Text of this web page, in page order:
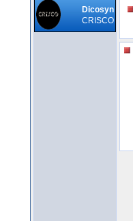
Dicosyn
CRISCO